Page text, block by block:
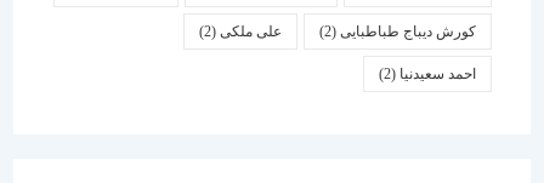
کورش دیباج طباطبایی(2) علی ملکی(2)
احمد سعیدنیا (2)